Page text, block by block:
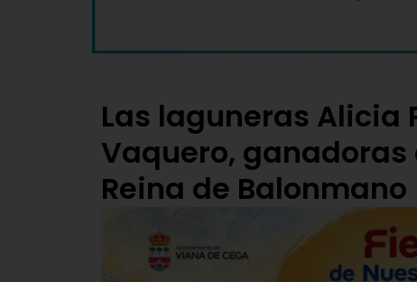
Las laguneras Alicia
Vaquero, ganadoras
Reina de Balonmano